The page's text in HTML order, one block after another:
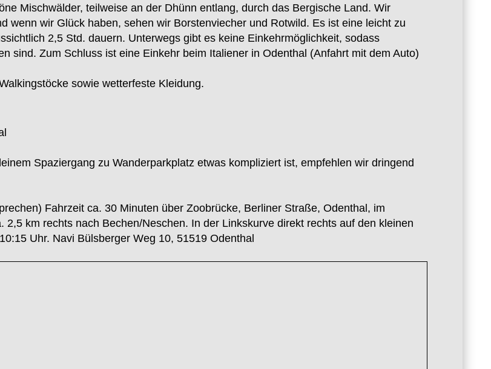
Mischwälder, teilweise an der Dhünn entlang, durch das Bergische Land. Wir
wenn wir Glück haben, sehen wir Borstenviecher und Rotwild. Es ist eine leicht zu
2,5 Std. dauern. Unterwegs gibt es keine Einkehrmöglichkeit, sodass
sind. Zum Schluss ist eine Einkehr beim Italiener in Odenthal (Anfahrt mit dem Auto)
sowie wetterfeste Kleidung.
Spaziergang zu Wanderparkplatz etwas kompliziert ist, empfehlen wir dringend
Fahrzeit ca. 30 Minuten über Zoobrücke, Berliner Straße, Odenthal, im
km rechts nach Bechen/Neschen. In der Linkskurve direkt rechts auf den kleinen
Uhr. Navi Bülsberger Weg 10, 51519 Odenthal